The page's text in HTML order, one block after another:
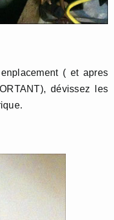
( et apres
dévissez les